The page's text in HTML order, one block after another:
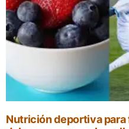
Nutrición deportiva